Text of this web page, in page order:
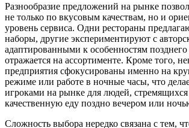
Разнообразие предложений на рынке
не только по вкусовым качествам, но и
уровень сервиса. Одни рестораны
наборы, другие экспериментируют с
адаптированными к особенностям позднего
отражается на ассортименте. Кроме того,
предприятия сфокусированы именно на
режиме или работе в ночные часы, что
игроками на рынке для людей,
качественную еду поздно вечером или
Сложность выбора нередко связана с тем,